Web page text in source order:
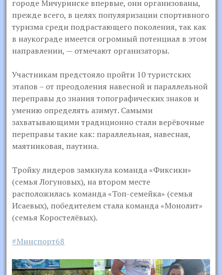
городе Мичуринске впервые, они организованы,
прежде всего, в целях популяризации спортивного
туризма среди подрастающего поколения, так как
в наукограде имеется огромный потенциал в этом
направлении, — отмечают организаторы.
Участникам предстояло пройти 10 туристских
этапов – от преодоления навесной и параллельной
переправы до знания топографических знаков и
умению определять азимут. Самыми
захватывающими традиционно стали верёвочные
переправы такие как: параллельная, навесная,
маятниковая, паутина.
Тройку лидеров замкнула команда «Фиксики»
(семья Логуновых), на втором месте
расположилась команда «Топ-семейка» (семья
Исаевых), победителем стала команда «Монолит»
(семья Коростелёвых).
#Минспорт68